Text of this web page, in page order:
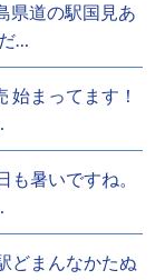
県道の駅国見あ
…
まってます！
暑いですね。
どまんなかたぬ